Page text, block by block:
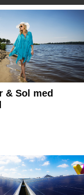
& Sol med